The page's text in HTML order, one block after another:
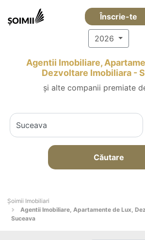
Înscrie-te
2026
Agentii Imobiliare,
Dezvoltare Imobiliara -
și alte companii premiate
Căutare
Șoimii Imobiliari
Agentii Imobiliare, Apartamente de Lux,
Suceava